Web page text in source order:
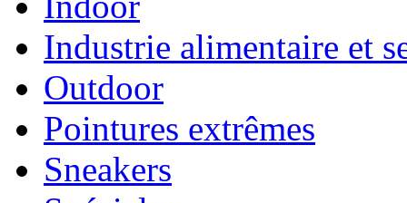
Industrie alimentaire et
Outdoor
Pointures extrêmes
Sneakers